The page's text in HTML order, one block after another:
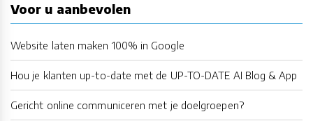
Voor u aanbevolen
Website laten maken 100% in Google
Hou je klanten up-to-date met de UP-TO-DATE AI Blog & App
Gericht online communiceren met je doelgroepen?